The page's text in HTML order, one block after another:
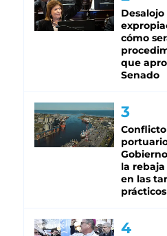
cómo
que
Senado
Conflicto
la rebaja
en las
prácticos